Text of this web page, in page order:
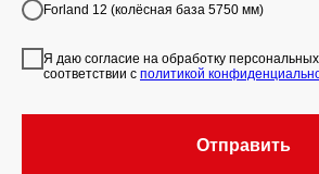
Forland 12 (колёсная база 5750 мм)
Я даю согласие на обработку
соответствии с политикой
Отправить